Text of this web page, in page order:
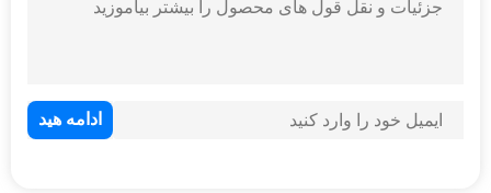
دریچه ی کریوجنیک